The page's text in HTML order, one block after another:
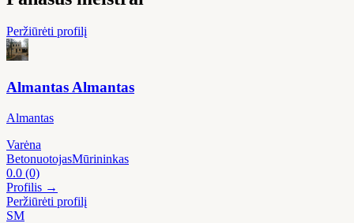
Peržiūrėti profilį
Almantas Almantas
Almantas
Varėna
BetonuotojasMūrininkas
0.0 (0)
Profilis →
Peržiūrėti profilį
SM